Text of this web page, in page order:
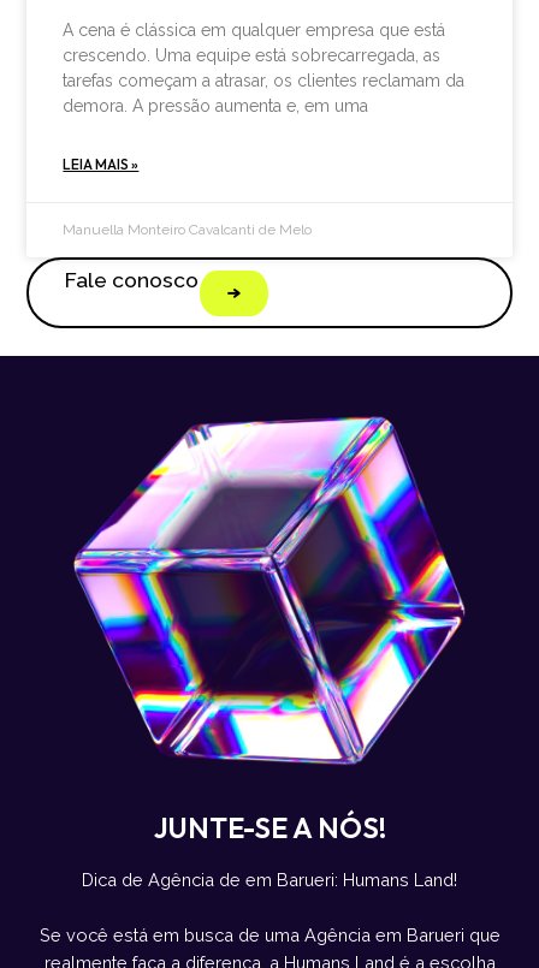
A cena é clássica em qualquer empresa que está
crescendo. Uma equipe está sobrecarregada, as
tarefas começam a atrasar, os clientes reclamam da
demora. A pressão aumenta e, em uma
LEIA MAIS »
Manuella Monteiro Cavalcanti de Melo
Fale conosco
JUNTE-SE A NÓS!
Dica de Agência de em Barueri: Humans Land!
Se você está em busca de uma Agência em Barueri que
realmente faça a diferença, a Humans Land é a escolha